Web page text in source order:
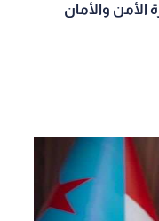
الأمن والأمان